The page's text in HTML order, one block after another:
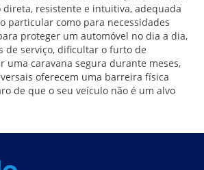
direta, resistente e intuitiva, adequada
particular como para necessidades
proteger um automóvel no dia a dia,
de serviço, dificultar o furto de
uma caravana segura durante meses,
oferecem uma barreira física
de que o seu veículo não é um alvo